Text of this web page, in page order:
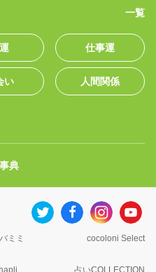
一覧
仕事運
い 人間関係
典
ミミ cocoloni Select